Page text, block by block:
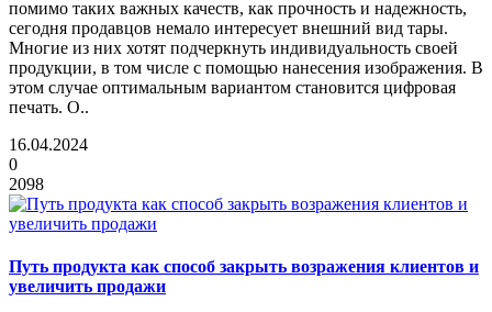
помимо таких важных качеств, как прочность и надежность,
сегодня продавцов немало интересует внешний вид тары.
Многие из них хотят подчеркнуть индивидуальность своей
продукции, в том числе с помощью нанесения изображения. В
этом случае оптимальным вариантом становится цифровая
печать. О..
16.04.2024
0
2098
Путь продукта как способ закрыть возражения клиентов и
увеличить продажи